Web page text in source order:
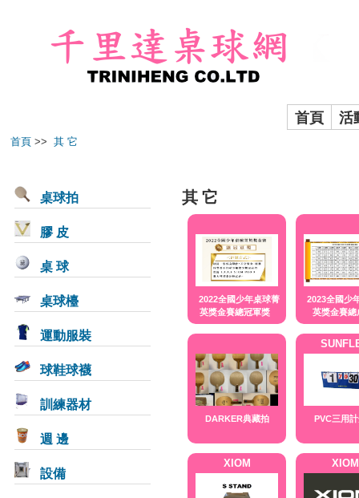
首頁 活
首頁 >> 其 它
桌球拍
膠 皮
桌 球
桌球檯
運動服裝
球鞋球襪
訓練器材
週 邊
設備
其 它
2022全國少年桌球菁
英獎金賽總冠軍獎
2023全國少
英獎金賽總
DARKER典藏拍 PVC三用
XIOM XIOM